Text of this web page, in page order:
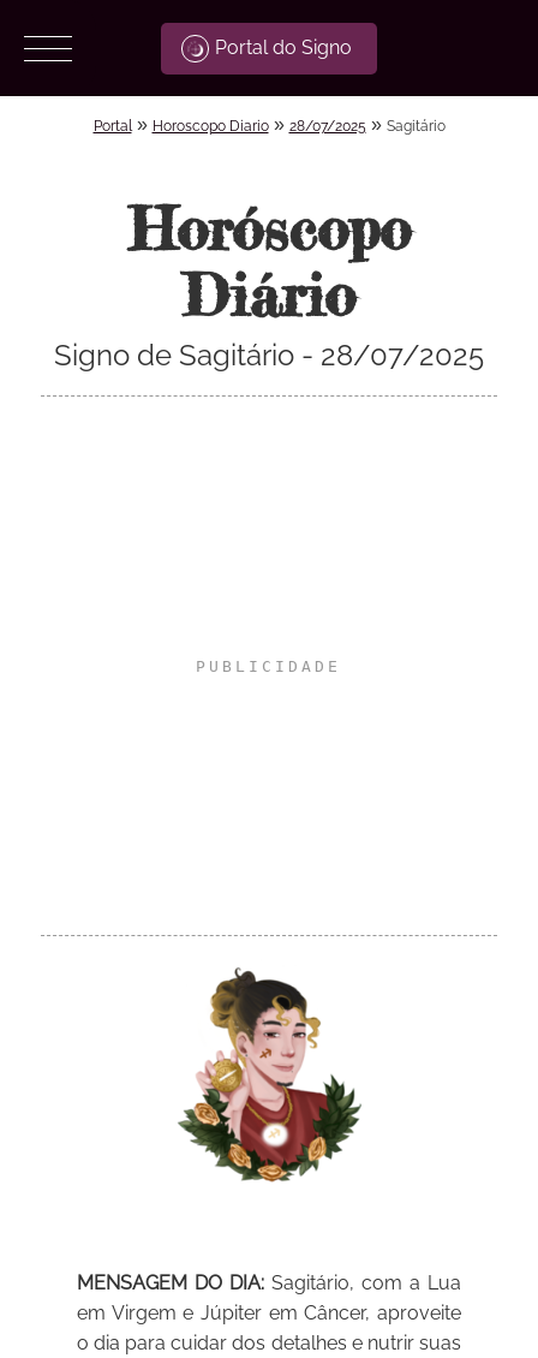
Portal do Signo
Portal » Horoscopo Diario» 28/07/2025 » Sagitário
Horóscopo
Diário
Signo de Sagitário - 28/07/2025
MENSAGEM DO DIA: Sagitário, com a Lua
em Virgem e Júpiter em Câncer, aproveite
o dia para cuidar dos detalhes e nutrir suas